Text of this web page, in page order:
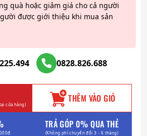
quà hoặc giảm giá cho cả người
được giới thiệu khi mua sản
0828.826.688
cửa hàng) THÊM VÀO GIỎ
TRẢ GÓP 0% QUA THẺ
(Không phí chuyển đổi 3 - 6 tháng)